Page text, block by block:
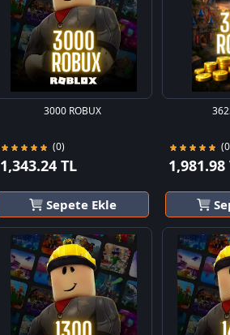
3000 ROBUX
(0)
1,343.24 TL
Sepete Ekle
1,981.98